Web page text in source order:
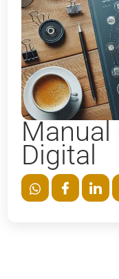
Manual
Digital